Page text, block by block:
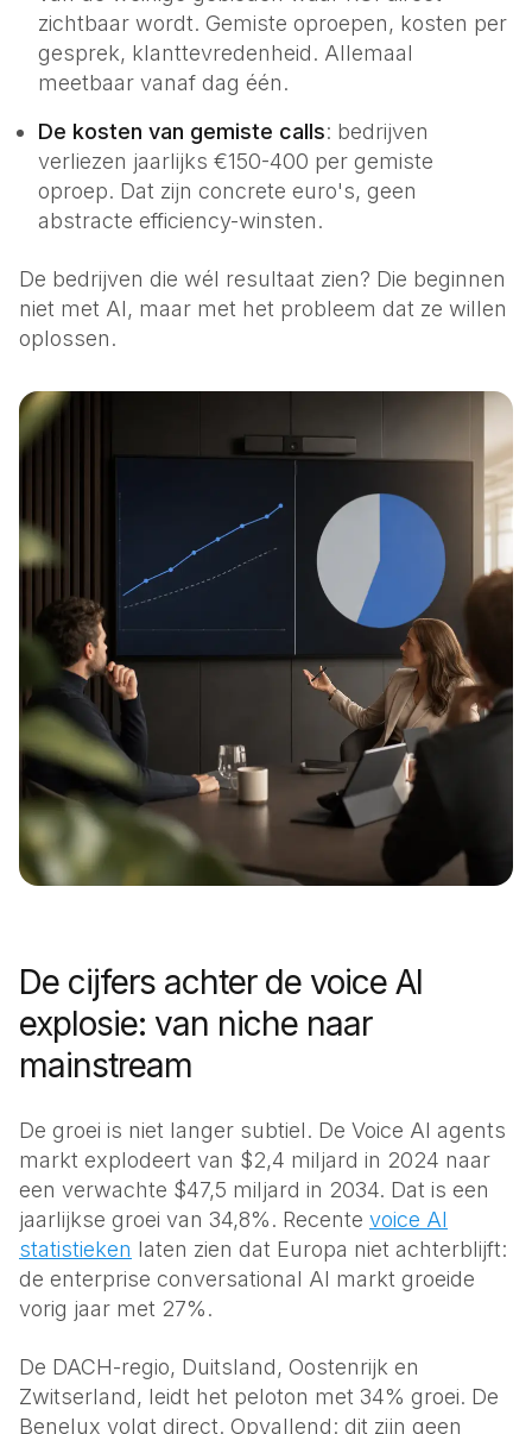
zichtbaar wordt. Gemiste oproepen, kosten per
gesprek, klanttevredenheid. Allemaal
meetbaar vanaf dag één.
De kosten van gemiste calls: bedrijven
verliezen jaarlijks €150-400 per gemiste
oproep. Dat zijn concrete euro's, geen
abstracte efficiency-winsten.
De bedrijven die wél resultaat zien? Die beginnen
niet met AI, maar met het probleem dat ze willen
oplossen.
De cijfers achter de voice AI
explosie: van niche naar
mainstream
De groei is niet langer subtiel. De Voice AI agents
markt explodeert van $2,4 miljard in 2024 naar
een verwachte $47,5 miljard in 2034. Dat is een
jaarlijkse groei van 34,8%. Recente voice AI
statistieken laten zien dat Europa niet achterblijft:
de enterprise conversational AI markt groeide
vorig jaar met 27%.
De DACH-regio, Duitsland, Oostenrijk en
Zwitserland, leidt het peloton met 34% groei. De
Benelux volgt direct. Opvallend: dit zijn geen